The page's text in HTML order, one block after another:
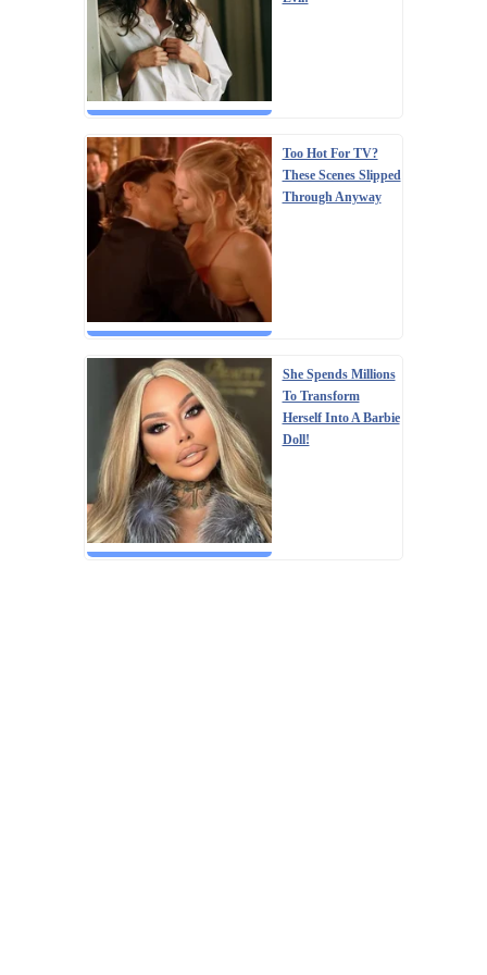
Too Hot For TV?
These Scenes Slipped
Through Anyway
She Spends Millions
To Transform
Herself Into A Barbie
Doll!